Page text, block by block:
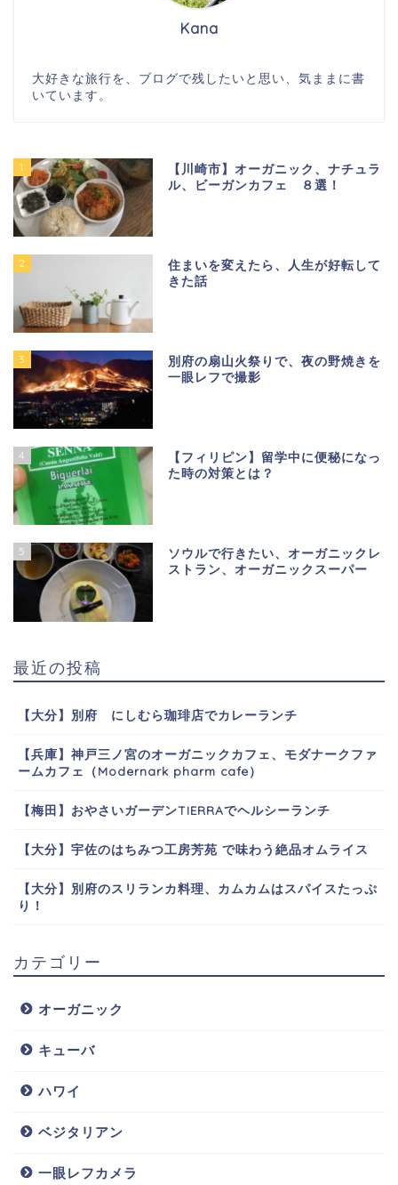
Kana
大好きな旅行を、ブログで残したいと思い、気ままに書
いています。
1
【川崎市】オーガニック、ナチュラ
ル、ビーガンカフェ ８選！
2
住まいを変えたら、人生が好転して
きた話
3
別府の扇山火祭りで、夜の野焼きを
一眼レフで撮影
4
【フィリピン】留学中に便秘になっ
た時の対策とは？
5
ソウルで行きたい、オーガニックレ
ストラン、オーガニックスーパー
最近の投稿
【大分】別府 にしむら珈琲店でカレーランチ
【兵庫】神戸三ノ宮のオーガニックカフェ、モダナークファ
ームカフェ（Modernark pharm cafe）
【梅田】おやさいガーデンTIERRAでヘルシーランチ
【大分】宇佐のはちみつ工房芳苑 で味わう絶品オムライス
【大分】別府のスリランカ料理、カムカムはスパイスたっぷ
り！
カテゴリー
オーガニック
キューバ
ハワイ
ベジタリアン
一眼レフカメラ